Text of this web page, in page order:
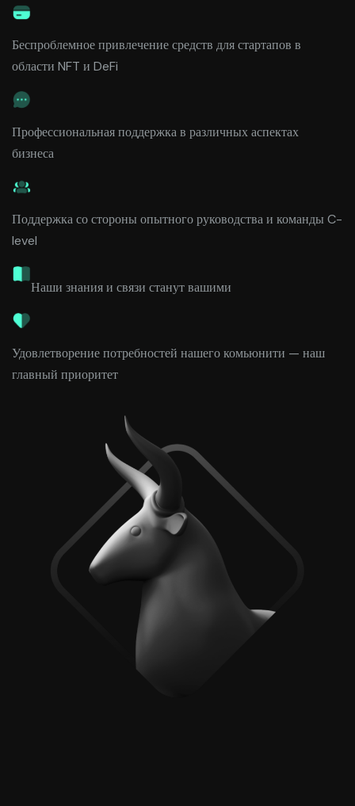
Беспроблемное привлечение средств для стартапов в
области NFT и DeFi
Профессиональная поддержка в различных аспектах
бизнеса
Поддержка со стороны опытного руководства и команды C-
level
Наши знания и связи станут вашими
Удовлетворение потребностей нашего комьюнити — наш
главный приоритет